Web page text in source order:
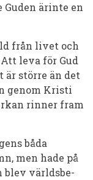
Guden ärinte en
från livet och
leva för Gud
är större än det
genom Kristi
rinner fram
båda
men hade på
blev världsbe­